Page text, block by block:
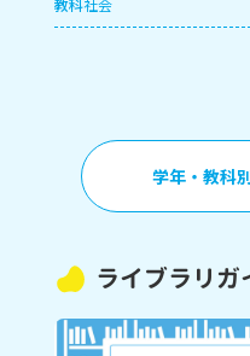
教科社会
学年・教科
ライブラリガ